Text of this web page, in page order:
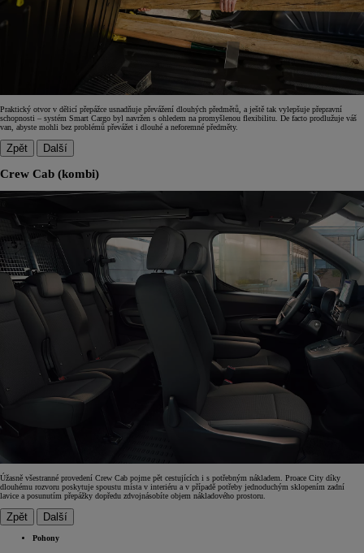
Praktický otvor v dělicí přepážce usnadňuje převážení dlouhých předmětů, a ještě tak vylepšuje přepravní
schopnosti – systém Smart Cargo byl navržen s ohledem na promyšlenou flexibilitu. De facto prodlužuje váš
van, abyste mohli bez problémů převážet i dlouhé a neforemné předměty.
Zpět Další
Crew Cab (kombi)
Úžasně všestranné provedení Crew Cab pojme pět cestujících i s potřebným nákladem. Proace City díky
dlouhému rozvoru poskytuje spoustu místa v interiéru a v případě potřeby jednoduchým sklopením zadní
lavice a posunutím přepážky dopředu zdvojnásobíte objem nákladového prostoru.
Zpět Další
Pohony